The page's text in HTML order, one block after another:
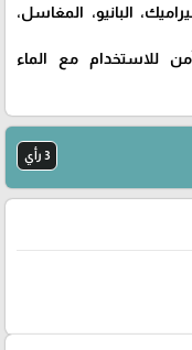
البانيو، المغاسل،
للاستخدام مع الماء
3 رأي